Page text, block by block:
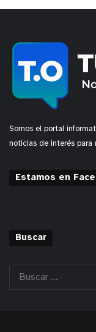
Somos el portal
noticias de interés para
Estamos en
Buscar